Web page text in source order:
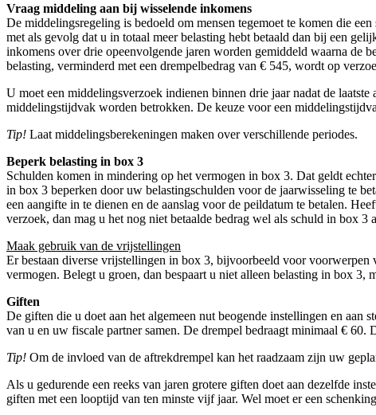
Vraag middeling aan bij wisselende inkomens
De middelingsregeling is bedoeld om mensen tegemoet te komen die
met als gevolg dat u in totaal meer belasting hebt betaald dan bij een
inkomens over drie opeenvolgende jaren worden gemiddeld waarna de
belasting, verminderd met een drempelbedrag van € 545, wordt op
U moet een middelingsverzoek indienen binnen drie jaar nadat de
middelingstijdvak worden betrokken. De keuze voor een
Tip! Laat middelingsberekeningen maken over verschillende periodes.
Beperk belasting in box 3
Schulden komen in mindering op het vermogen in box 3. Dat geldt
in box 3 beperken door uw belastingschulden voor de jaarwisseling te
een aangifte in te dienen en de aanslag voor de peildatum te betalen.
verzoek, dan mag u het nog niet betaalde bedrag wel als schuld in box 3
Maak gebruik van de vrijstellingen
Er bestaan diverse vrijstellingen in box 3, bijvoorbeeld voor
vermogen. Belegt u groen, dan bespaart u niet alleen belasting in box
Giften
De giften die u doet aan het algemeen nut beogende instellingen en
van u en uw fiscale partner samen. De drempel bedraagt minimaal €
Tip! Om de invloed van de aftrekdrempel kan het raadzaam zijn uw
Als u gedurende een reeks van jaren grotere giften doet aan dezelfde
giften met een looptijd van ten minste vijf jaar. Wel moet er een